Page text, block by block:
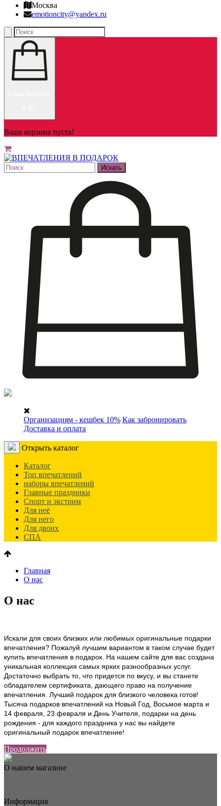
Москва
emotioncity@yandex.ru
Ваша корзина пуста!
Организациям - кешбек 10% Как забронировать
Доставка и оплата
Открыть каталог
Каталог
Топ впечатлений
наборы впечатлений
Главные праздники
Спорт и экстрим
Для неё
Для него
Для двоих
СПА
Главная
О нас
О нас
Искали для своих близких или любимых оригинальные подарки
впечатления? Пожалуй лучшим вариантом в таком случае будет
купить впечатления в подарок. На нашем сайте для вас создана
уникальная коллекция самых ярких разнообразных услуг.
Достаточно выбрать то, что придется по вкусу, и вы станете
обладателем сертификата, дающего право на получение
впечатления. Лучший подарок для близкого человека готов!
Тысяча подарков впечатлений на Новый Год, Восьмое марта и
14 февраля, 23 февраля и День Учителя, подарки на день
рождения - для каждого праздника у нас вы найдете
оригинальный подарок впечатление!
Продолжить
О нашем магазине
Информация